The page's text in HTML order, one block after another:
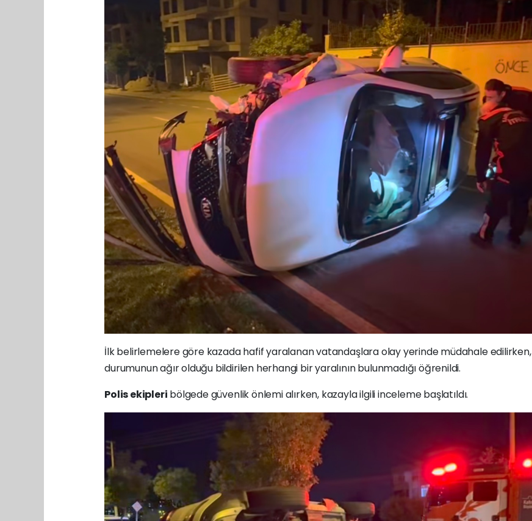
İlk belirlemelere göre kazada hafif yaralanan vatandaşlara olay yerinde müdahale edilirken,
durumunun ağır olduğu bildirilen herhangi bir yaralının bulunmadığı öğrenildi.
Polis ekipleri bölgede güvenlik önlemi alırken, kazayla ilgili inceleme başlatıldı.